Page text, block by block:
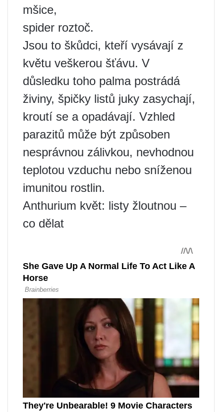
mšice,
spider roztoč.
Jsou to škůdci, kteří vysávají z
květu veškerou šťávu. V
důsledku toho palma postrádá
živiny, špičky listů juky zasychají,
kroutí se a opadávají. Vzhled
parazitů může být způsoben
nesprávnou zálivkou, nevhodnou
teplotou vzduchu nebo sníženou
imunitou rostlin.
Anthurium květ: listy žloutnou –
co dělat